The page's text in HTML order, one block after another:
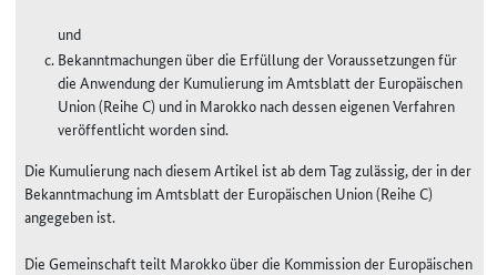
und
Bekanntmachungen über die Erfüllung der Voraussetzungen für
die Anwendung der Kumulierung im Amtsblatt der Europäischen
Union (Reihe C) und in Marokko nach dessen eigenen Verfahren
veröffentlicht worden sind.
Die Kumulierung nach diesem Artikel ist ab dem Tag zulässig, der in der
Bekanntmachung im Amtsblatt der Europäischen Union (Reihe C)
angegeben ist.
Die Gemeinschaft teilt Marokko über die Kommission der Europäischen